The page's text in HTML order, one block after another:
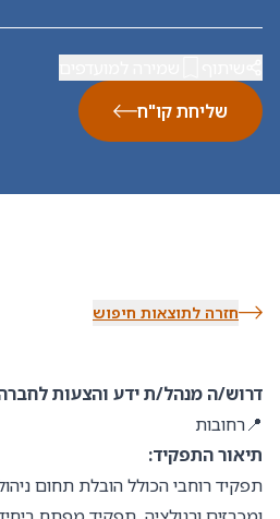
שליחת קו"ח
חזרה לתוצאות חיפוש
דרוש/ה מנהל/ת ידע והצעות
📍רחובות
תיאור התפקיד:
תפקיד רוחבי הכולל הובלת תחום